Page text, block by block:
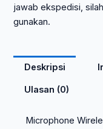
jawab ekspedisi,
gunakan.
Deskripsi
Ulasan (0)
Microphone